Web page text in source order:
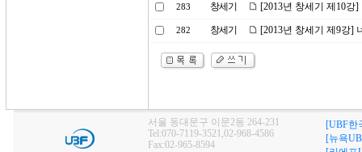
283 창세기 [2013년 창세기 제10강
282 창세기 [2013년 창세기 제9강]
서울 동대문구 이문2동 264-231
Tel:070-7119-3521,02-968-4586
Fax:02-965-8594
[UBF한
[뉴욕